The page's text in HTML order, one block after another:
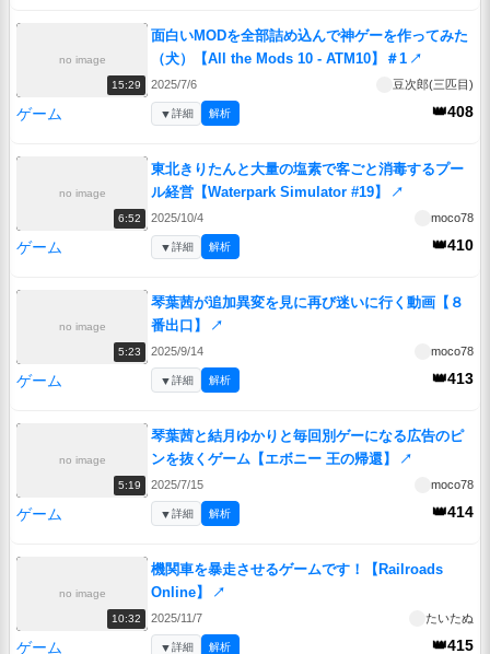
no image
15:29
面白いMODを全部詰め込んで神ゲーを作ってみた
（犬）【All the Mods 10 - ATM10】＃1 ↗
2025/7/6 豆次郎(三匹目)
ゲーム 👑408
▼詳細 解析
no image
6:52
東北きりたんと大量の塩素で客ごと消毒するプー
ル経営【Waterpark Simulator #19】
↗
2025/10/4 moco78
ゲーム 👑410
▼詳細 解析
no image
5:23
琴葉茜が追加異変を見に再び迷いに行く動画【８
番出口】
↗
2025/9/14 moco78
ゲーム 👑413
▼詳細 解析
no image
5:19
琴葉茜と結月ゆかりと毎回別ゲーになる広告のピ
ンを抜くゲーム【エボニー 王の帰還】
↗
2025/7/15 moco78
ゲーム 👑414
▼詳細 解析
no image
10:32
機関車を暴走させるゲームです！【Railroads
Online】
↗
2025/11/7 たいたぬ
ゲーム 👑415
▼詳細 解析